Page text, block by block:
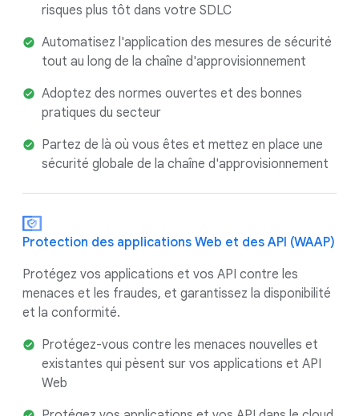
risques plus tôt dans votre SDLC
Automatisez l'application des mesures de sécurité
tout au long de la chaîne d'approvisionnement
Adoptez des normes ouvertes et des bonnes
pratiques du secteur
Partez de là où vous êtes et mettez en place une
sécurité globale de la chaîne d'approvisionnement
Protection des applications Web et des API (WAAP)
Protégez vos applications et vos API contre les
menaces et les fraudes, et garantissez la disponibilité
et la conformité.
Protégez-vous contre les menaces nouvelles et
existantes qui pèsent sur vos applications et API
Web